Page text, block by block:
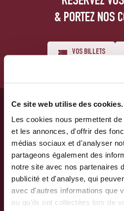
Ce site web utilise des cookies.
Les cookies nous permettent
et les annonces, d'offrir des
médias sociaux et d'analyser
partageons également des
notre site avec nos partenaires
publicité et d'analyse, qui
avec d'autres informations que
ou qu'ils ont collectées lors de
& PORTEZ NOS
VOS BILLETS